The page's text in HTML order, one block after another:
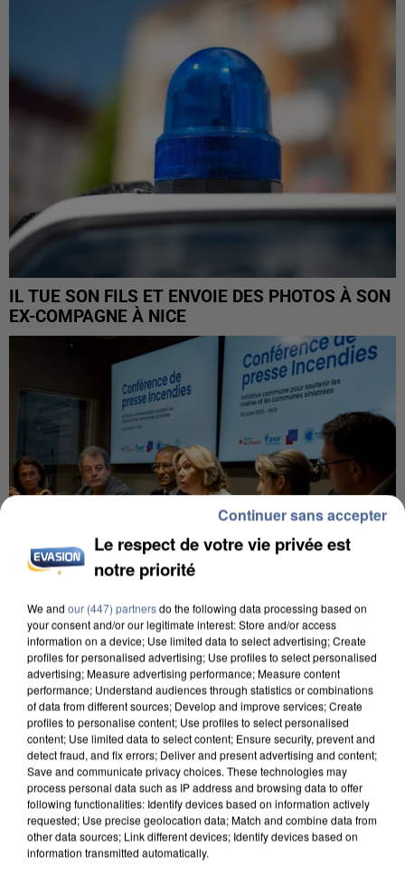
IL TUE SON FILS ET ENVOIE DES PHOTOS À SON
EX-COMPAGNE À NICE
INCENDIES : L’ÎLE-DE-FRANCE LANCE UN ÉLAN
DE SOLIDARITÉ AVEC LES...
Le respect de votre vie privée est
notre priorité
We and our (447) partnersdo the following data processing based on
your consent and/or our legitimate interest: Store and/or access
information on a device; Use limited data to select advertising; Create
profiles for personalised advertising; Use profiles to select personalised
advertising; Measure advertising performance; Measure content
performance; Understand audiences through statistics or combinations
of data from different sources; Develop and improve services; Create
profiles to personalise content; Use profiles to select personalised
content; Use limited data to select content; Ensure security, prevent and
detect fraud, and fix errors; Deliver and present advertising and content;
Save and communicate privacy choices. These technologies may
process personal data such as IP address and browsing data to offer
following functionalities: Identify devices based on information actively
requested; Use precise geolocation data; Match and combine data from
other data sources; Link different devices; Identify devices based on
information transmitted automatically.
Continuer sans accepter